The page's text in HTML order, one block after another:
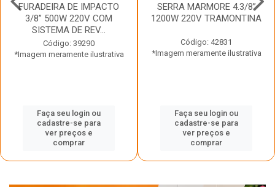
FURADEIRA DE IMPACTO
3/8” 500W 220V COM
SISTEMA DE REV...
Código: 39290
*Imagem meramente ilustrativa
Faça seu login ou
cadastre-se para
ver preços e
comprar
SERRA MARMORE 4.3/8”
1200W 220V TRAMONTINA
Código: 42831
*Imagem meramente ilustrativa
Faça seu login ou
cadastre-se para
ver preços e
comprar